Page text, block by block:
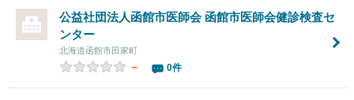
公益社団法人函館市医師会 函館市医師会健診検査セ
ンター
北海道函館市田家町
－ 0件